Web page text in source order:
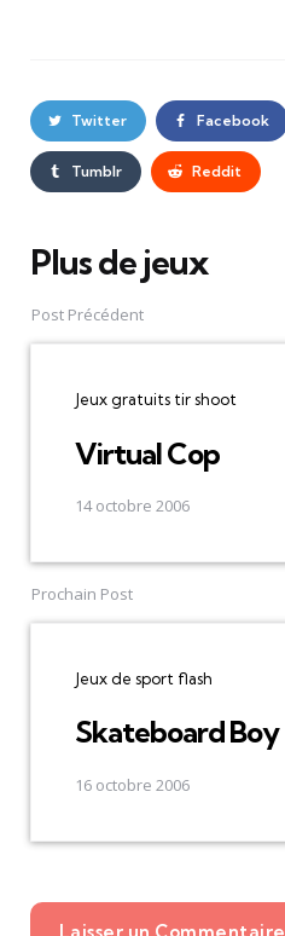
Twitter Facebook
Tumblr Reddit
Plus de jeux
Post
navigation
Post Précédent
Jeux gratuits tir shoot
Virtual Cop
14 octobre 2006
Prochain Post
Jeux de sport flash
Skateboard Boy
16 octobre 2006
Laisser un Commentaire